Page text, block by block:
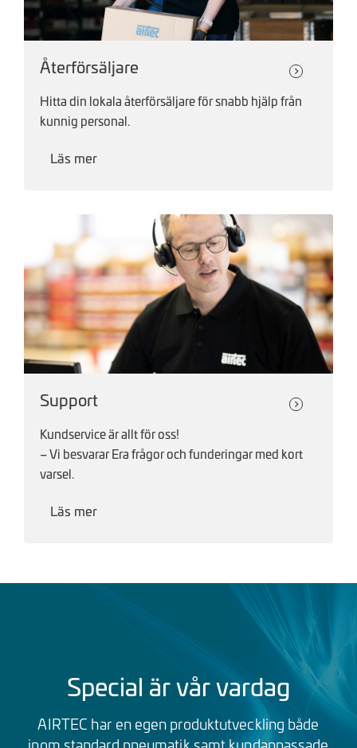
Återförsäljare
Hitta din lokala återförsäljare för snabb hjälp från
kunnig personal.
Läs mer
Support
Kundservice är allt för oss!
– Vi besvarar Era frågor och funderingar med kort
varsel.
Läs mer
Special är vår vardag
AIRTEC har en egen produktutveckling både